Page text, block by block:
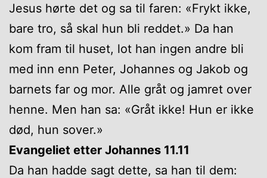
Jesus hørte det og sa til faren: «Frykt ikke,
bare tro, så skal hun bli reddet.» Da han
kom fram til huset, lot han ingen andre bli
med inn enn Peter, Johannes og Jakob og
barnets far og mor. Alle gråt og jamret over
henne. Men han sa: «Gråt ikke! Hun er ikke
død, hun sover.»
Evangeliet etter Johannes 11.11
Da han hadde sagt dette, sa han til dem: